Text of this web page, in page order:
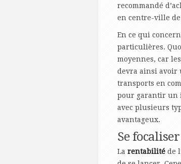
recommandé
en centre-ville
En ce qui
particulières.
moyennes, car
devra ainsi avoir
transports en
pour garantir un
avec plusieurs
avantageux.
Se
La rentabilité de